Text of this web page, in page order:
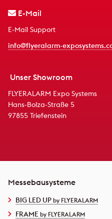
E-Mail
E-Mail Support
info@flyeralarm-
Unser Showroom
FLYERALARM Expo Systems
Hans-Bolza-Straße 5
97855 Triefenstein
Messebausysteme
BIG LED UP by FLYERALARM
FRAME by FLYERALARM